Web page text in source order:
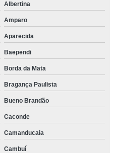
Albertina
Amparo
Aparecida
Baependi
Borda da Mata
Bragança Paulista
Bueno Brandão
Caconde
Camanducaia
Cambuí